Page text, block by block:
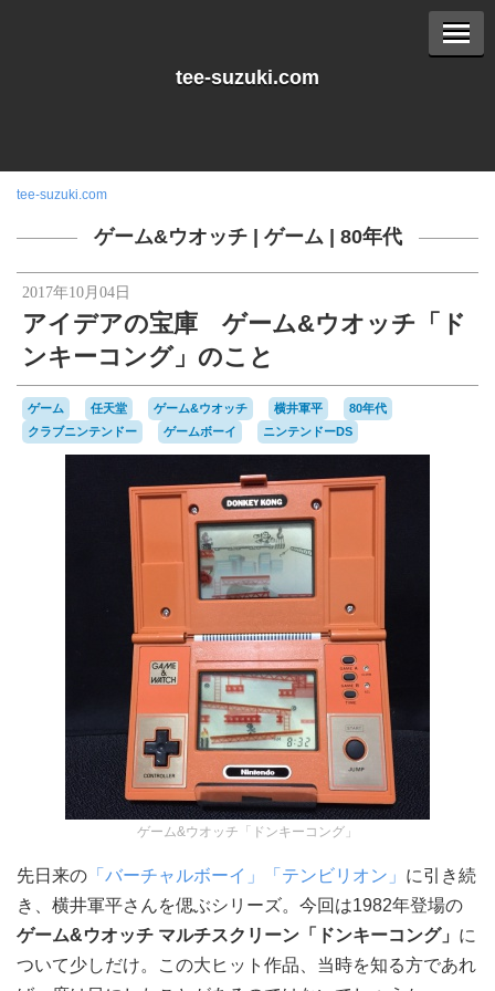
tee-suzuki.com
tee-suzuki.com
ゲーム&ウオッチ| ゲーム| 80年代
2017年10月04日
アイデアの宝庫 ゲーム&ウオッチ「ド
ンキーコング」のこと
ゲーム 任天堂 ゲーム&ウオッチ 横井軍平
80年代
クラブニンテンドー
ゲームボーイ ニンテンドーDS
ゲーム&ウオッチ「ドンキーコング」
先日来の 「バーチャルボーイ」 「テンビリオン」 に引き続
き、横井軍平さんを偲ぶシリーズ。今回は1982年登場の
ゲーム&ウオッチ マルチスクリーン「ドンキーコング」 に
ついて少しだけ。この大ヒット作品、当時を知る方であれ